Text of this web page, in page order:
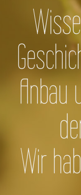
Anbau
Wir